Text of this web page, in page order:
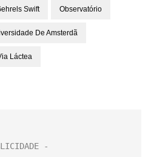
Swift Observatório
De Amsterdã
Láctea